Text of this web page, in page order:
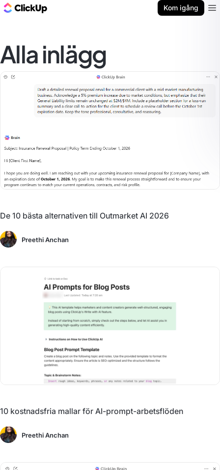
Kom igång
Alla inlägg
De 10 bästa alternativen till Outmarket AI 2026
Preethi Anchan
10 kostnadsfria mallar för AI-prompt-arbetsflöden
Preethi Anchan